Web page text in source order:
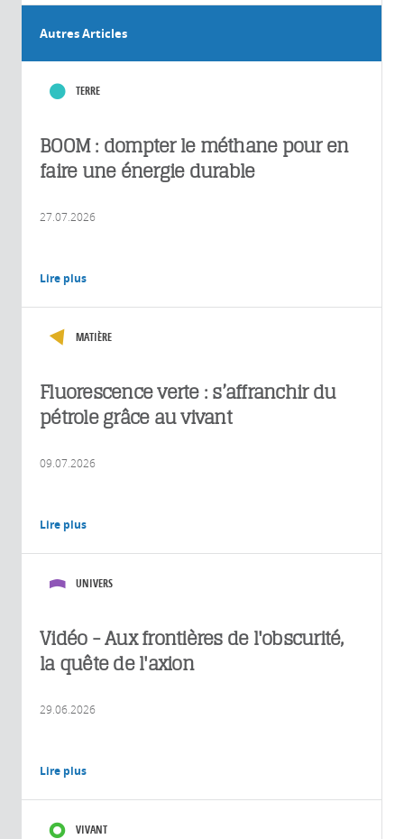
Autres Articles
TERRE
BOOM : dompter le méthane pour en
faire une énergie durable
27.07.2026
Lire plus
MATIÈRE
Fluorescence verte : s’affranchir du
pétrole grâce au vivant
09.07.2026
Lire plus
UNIVERS
Vidéo - Aux frontières de l'obscurité,
la quête de l'axion
29.06.2026
Lire plus
VIVANT